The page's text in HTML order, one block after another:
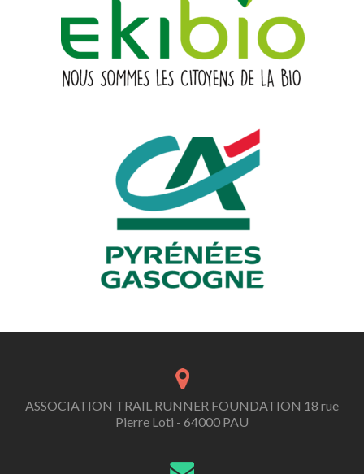
ASSOCIATION TRAIL RUNNER FOUNDATION 18 rue
Pierre Loti - 64000 PAU